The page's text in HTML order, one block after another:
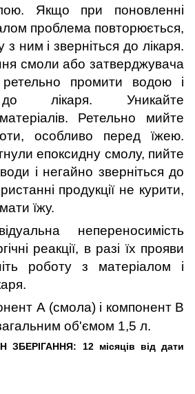
Якщо при поновленні
проблема повторюється,
з ним і зверніться до лікаря.
смоли або затверджувача
промити водою і
лікаря. Уникайте
Ретельно мийте
особливо перед їжею.
епоксидну смолу, пийте
води і негайно зверніться до
продукції не курити,
їжу.
непереносимість
реакції, в разі їх прояви
роботу з матеріалом і
А (смола) і компонент В
об'ємом 1,5 л.
ЗБЕРІГАННЯ: 12місяців від дати